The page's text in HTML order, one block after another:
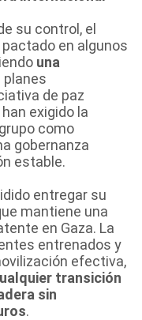
su control, el
en algunos
una
planes
de paz
exigido la
como
gobernanza
estable.
entregar su
mantiene una
en Gaza. La
entrenados y
efectiva,
transición
sin
.